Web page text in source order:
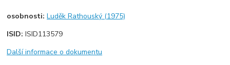
osobnosti:Luděk Rathouský (1975)
ISID:ISID113579
Další informace o dokumentu